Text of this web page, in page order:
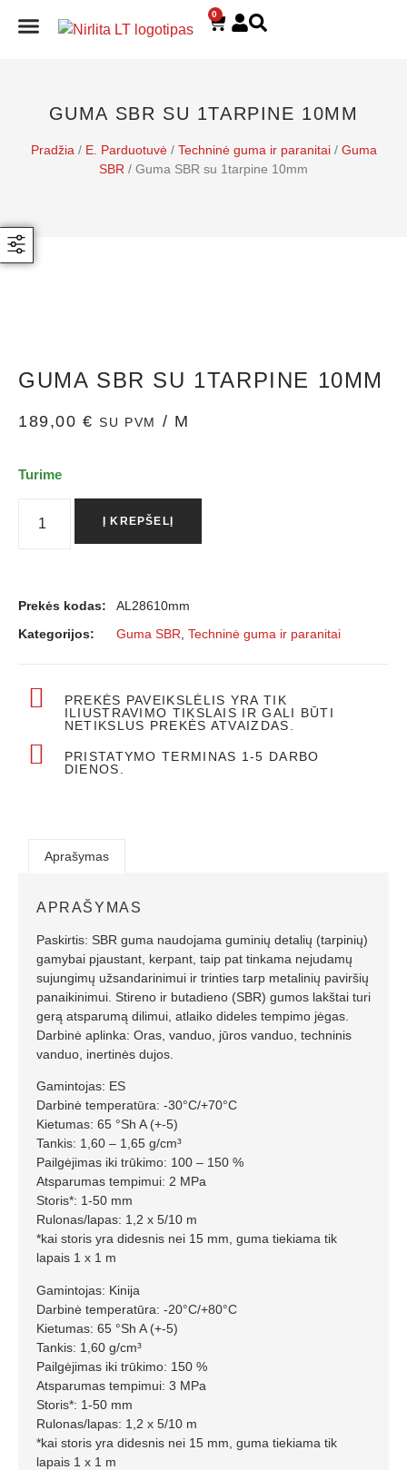
0
GUMA SBR SU 1TARPINE 10MM
Pradžia / E. Parduotuvė/ Techninė guma ir paranitai/ Guma
SBR / Guma SBR su 1tarpine 10mm
GUMA SBR SU 1TARPINE 10MM
189,00€ SU PVM / M
Turime
Į KREPŠELĮ
Prekės kodas:
AL28610mm
Kategorijos:
Guma SBR Techninė guma ir paranitai
PREKĖS PAVEIKSLĖLIS YRA TIK
ILIUSTRAVIMO TIKSLAIS IR GALI BŪTI
NETIKSLUS PREKĖS ATVAIZDAS.
PRISTATYMO TERMINAS 1-5 DARBO
DIENOS.
Aprašymas
APRAŠYMAS
Paskirtis: SBR guma naudojama guminių detalių (tarpinių)
gamybai pjaustant, kerpant, taip pat tinkama nejudamų
sujungimų užsandarinimui ir trinties tarp metalinių paviršių
panaikinimui. Stireno ir butadieno (SBR) gumos lakštai turi
gerą atsparumą dilimui, atlaiko dideles tempimo jėgas.
Darbinė aplinka: Oras, vanduo, jūros vanduo, techninis
vanduo, inertinės dujos.
Gamintojas: ES
Darbinė temperatūra: -30°C/+70°C
Kietumas: 65 °Sh A (+-5)
Tankis: 1,60 – 1,65 g/cm³
Pailgėjimas iki trūkimo: 100 – 150 %
Atsparumas tempimui: 2 MPa
Storis*: 1-50 mm
Rulonas/lapas: 1,2 x 5/10 m
*kai storis yra didesnis nei 15 mm, guma tiekiama tik
lapais 1 x 1 m
Gamintojas: Kinija
Darbinė temperatūra: -20°C/+80°C
Kietumas: 65 °Sh A (+-5)
Tankis: 1,60 g/cm³
Pailgėjimas iki trūkimo: 150 %
Atsparumas tempimui: 3 MPa
Storis*: 1-50 mm
Rulonas/lapas: 1,2 x 5/10 m
*kai storis yra didesnis nei 15 mm, guma tiekiama tik
lapais 1 x 1 m